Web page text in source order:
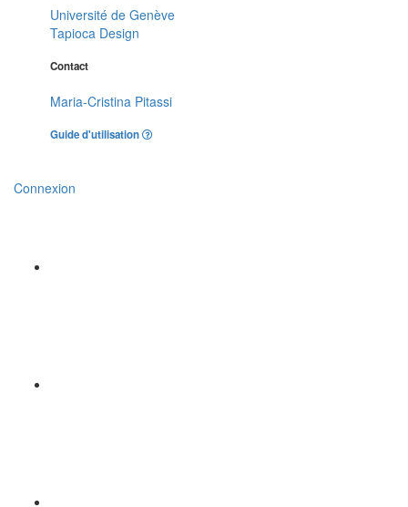
Université de Genève
Tapioca Design
Contact
Maria-Cristina Pitassi
Guide d'utilisation
Connexion